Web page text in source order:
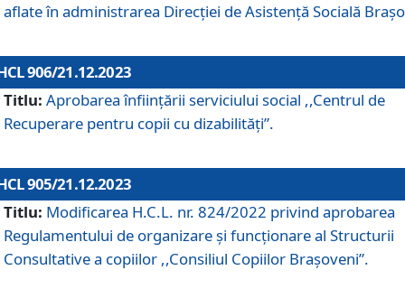
aflate în administrarea Direcției de Asistență Socială
906/21.12.2023
Titlu: Aprobarea înființării serviciului social ,,Centrul de
Recuperare pentru copii cu dizabilități”.
905/21.12.2023
Titlu: Modificarea H.C.L. nr. 824/2022 privind aprobarea
Regulamentului de organizare şi funcţionare al Structurii
Consultative a copiilor ,,Consiliul Copiilor Braşoveni”.